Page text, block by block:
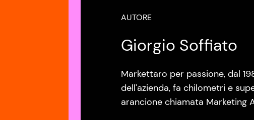
AUTORE
Giorgio Soffiato
Markettaro per passione, dal
dell'azienda, fa chilometri e
arancione chiamata Marketing